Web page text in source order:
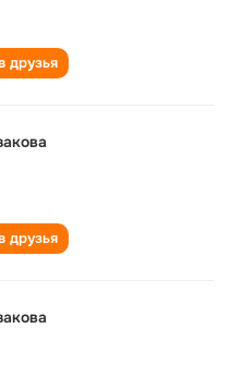
друзья
друзья